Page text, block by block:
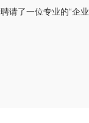
请了一位专业的“企业